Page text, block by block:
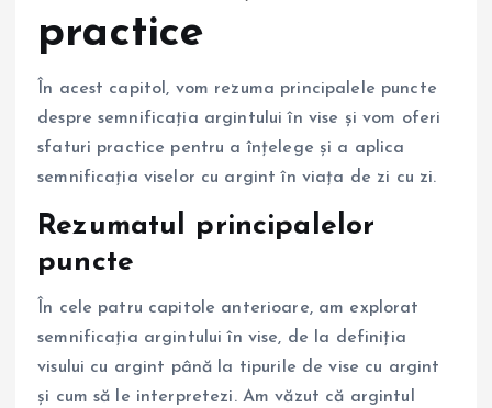
practice
În acest capitol, vom rezuma principalele puncte
despre semnificația argintului în vise și vom oferi
sfaturi practice pentru a înțelege și a aplica
semnificația viselor cu argint în viața de zi cu zi.
Rezumatul principalelor
puncte
În cele patru capitole anterioare, am explorat
semnificația argintului în vise, de la definiția
visului cu argint până la tipurile de vise cu argint
și cum să le interpretezi. Am văzut că argintul